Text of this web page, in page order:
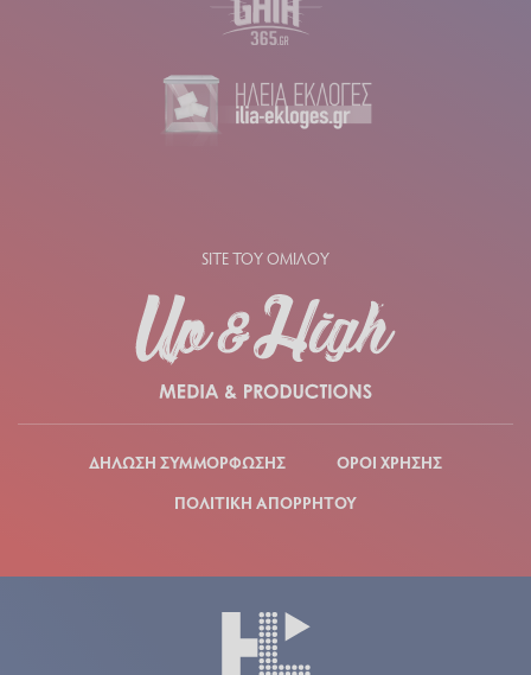
SITE ΤΟΥ ΟΜΙΛΟΥ
ΔΗΛΩΣΗ ΣΥΜΜΟΡΦΩΣΗΣ
ΟΡΟΙ ΧΡΗΣΗΣ
ΠΟΛΙΤΙΚΗ ΑΠΟΡΡΗΤΟΥ